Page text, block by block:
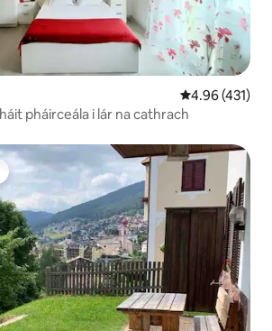
Meánrátáil
4.96 (431)
pháirceála i lár na cathrach